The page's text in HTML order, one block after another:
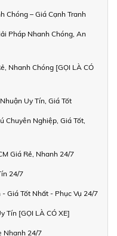
Chóng – Giá Cạnh Tranh
Pháp Nhanh Chóng, An
Nhanh Chóng [GỌI LÀ CÓ
Uy Tín, Giá Tốt
Chuyên Nghiệp, Giá Tốt,
Giá Rẻ, Nhanh 24/7
24/7
Giá Tốt Nhất - Phục Vụ 24/7
Tín [GỌI LÀ CÓ XE]
Nhanh 24/7